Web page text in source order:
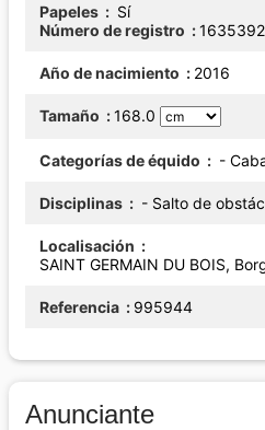
Papeles
Sí
Número de registro
Año de nacimiento 2016
Tamaño 168.0
Categorías de équido -
Disciplinas - Salto de
Localisación
SAINT GERMAIN DU BOIS,
Referencia 995944
Anunciante